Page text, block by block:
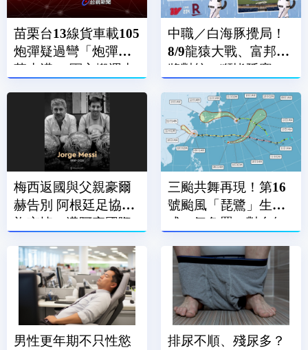
苗栗台13線貨車載105
炮彈疑過彎「炮彈滾
落水溝」 軍方搬運中
中職／白海豚攪局！
8/9龍猿大戰、富邦悍
將對統一獅皆延賽
梅西返國與父親豪爾
赫告別 阿根廷足協降
旗哀悼、邁阿密國際
三颱共舞再現！第16
號颱風「琵鷺」生
成 氣象署：對台無
男性更年期不只性慾
排尿不順、殘尿多？